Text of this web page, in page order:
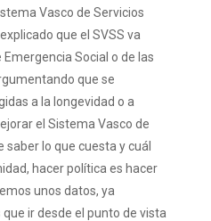
Vasco de Servicios
que el SVSS va
Social o de las
que se
a la longevidad o a
el Sistema Vasco de
saber lo que cuesta y cuál
hacer política es hacer
unos datos, ya
ir desde el punto de vista